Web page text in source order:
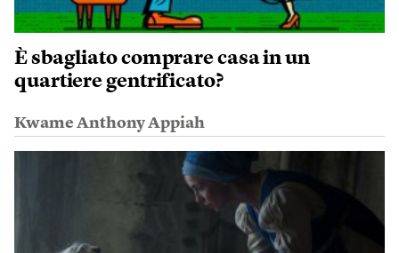
È sbagliato comprare casa in un
quartiere gentrificato?
Kwame Anthony Appiah